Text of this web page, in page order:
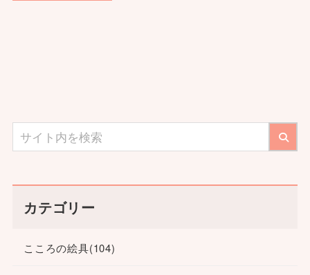
カテゴリー
こころの絵具(104)